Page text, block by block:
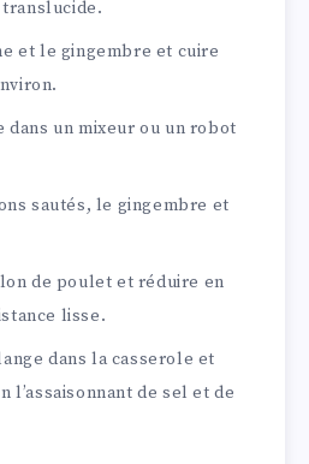
translucide.
et le gingembre et cuire
dans un mixeur ou un robot
sautés, le gingembre et
de poulet et réduire en
lisse.
dans la casserole et
l’assaisonnant de sel et de